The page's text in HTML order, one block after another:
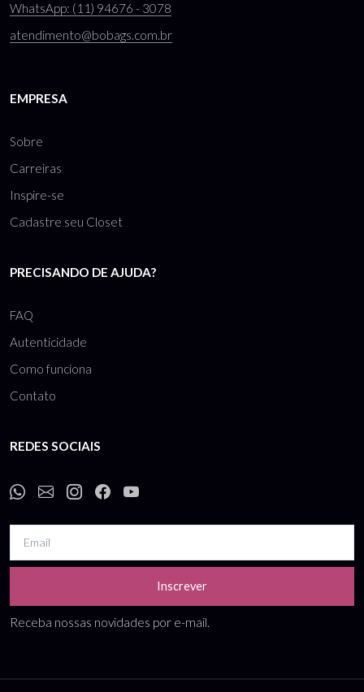
WhatsApp: (11) 94676 - 3078
atendimento@bobags.com.br
EMPRESA
Sobre
Carreiras
Inspire-se
Cadastre seu Closet
PRECISANDO DE AJUDA?
FAQ
Autenticidade
Como funciona
Contato
REDES SOCIAIS
Inscrever
Receba nossas novidades por e-mail.